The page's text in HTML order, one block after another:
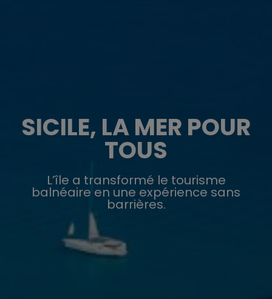
SICILE, LA MER POUR
TOUS
L’île a transformé le tourisme
balnéaire en une expérience sans
barrières.